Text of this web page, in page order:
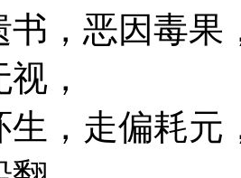
恶因毒果
，
走偏耗元